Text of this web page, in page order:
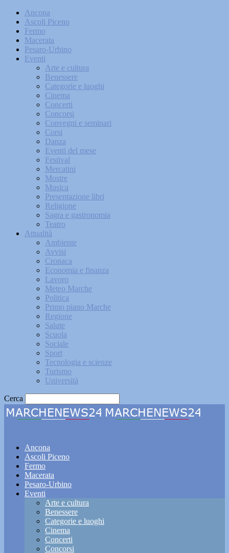
Ancona
Ascoli Piceno
Fermo
Macerata
Pesaro-Urbino
Eventi
Arte e cultura
Benessere
Categorie e luoghi
Cinema
Concerti
Concorsi
Convegni e seminari
Corsi
Danza
Eventi del mese
Festival
Mercatini
Mostre
Musica
Presentazione libri
Religione
Sagra e gastronomia
Teatro
Attualità
Ambiente
Avvisi
Cronaca
Economia e finanza
Lavoro
Meteo Marche
Politica
Primo piano Marche
Regione
Salute
Scuola
Sociale
Sport
Tecnologia e scienze
Turismo
Università
Cerca
Ancona
Ascoli Piceno
Fermo
Macerata
Pesaro-Urbino
Eventi
Arte e cultura
Benessere
Categorie e luoghi
Cinema
Concerti
Concorsi